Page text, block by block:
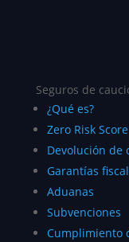
Seguros de
¿Qué es?
Zero Risk Score
Devolución de
Garantías
Aduanas
Subvenciones
Cumplimiento